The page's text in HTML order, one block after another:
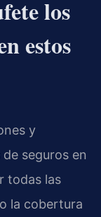
los
estos
y
seguros en
todas las
la cobertura